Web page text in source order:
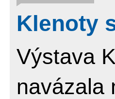
Klenoty
Výstava
navázala